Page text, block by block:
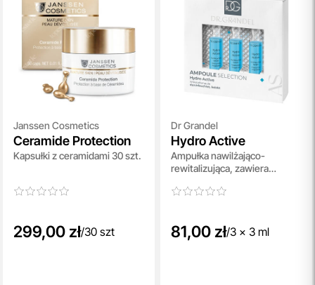
Janssen Cosmetics
Ceramide Protection
Kapsułki z ceramidami 30 szt.
299,00 zł/30 szt
Dr Grandel
Hydro Active
Ampułka nawilżająco-
rewitalizująca, zawiera
81,00 zł/3 x 3 ml